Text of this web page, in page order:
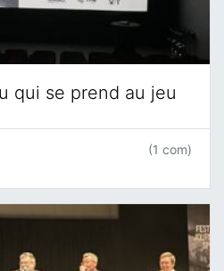
qui se prend au jeu
(1 com)